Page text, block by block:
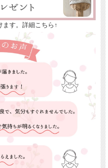
ます。詳細こちら↑